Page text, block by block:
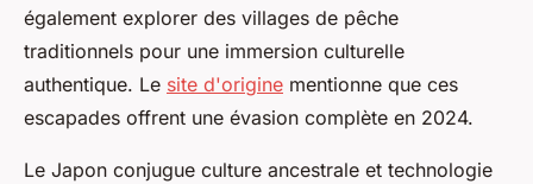
également explorer des villages de pêche
traditionnels pour une immersion culturelle
authentique. Le site d'origine mentionne que ces
escapades offrent une évasion complète en 2024.
Le Japon conjugue culture ancestrale et technologie